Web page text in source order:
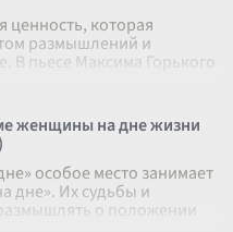
ценность, которая
размышлений и
В пьесе Максима Горького
женщины на дне жизни
особое место занимает
дне». Их судьбы и
о положении